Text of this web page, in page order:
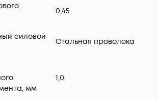
0,45
силовой
Стальная проволока
мм
1,0